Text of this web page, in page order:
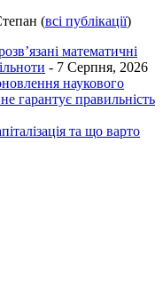
(всі публікації)
математичні
- 7 Серпня, 2026
наукового
гарантує правильність
та що варто